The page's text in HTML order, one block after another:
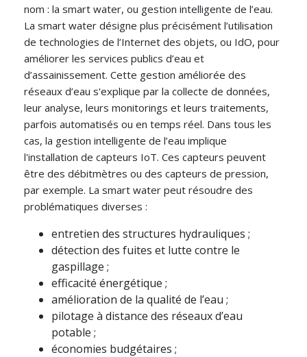
nom : la smart water, ou gestion intelligente de l’eau.
La smart water désigne plus précisément l’utilisation
de technologies de l’Internet des objets, ou IdO, pour
améliorer les services publics d’eau et
d’assainissement. Cette gestion améliorée des
réseaux d’eau s'explique par la collecte de données,
leur analyse, leurs monitorings et leurs traitements,
parfois automatisés ou en temps réel. Dans tous les
cas, la gestion intelligente de l’eau implique
l'installation de capteurs IoT. Ces capteurs peuvent
être des débitmètres ou des capteurs de pression,
par exemple. La smart water peut résoudre des
problématiques diverses :
entretien des structures hydrauliques ;
détection des fuites et lutte contre le
gaspillage ;
efficacité énergétique ;
amélioration de la qualité de l’eau ;
pilotage à distance des réseaux d’eau
potable ;
économies budgétaires ;